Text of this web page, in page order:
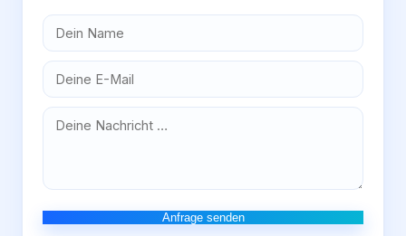
Anfrage senden